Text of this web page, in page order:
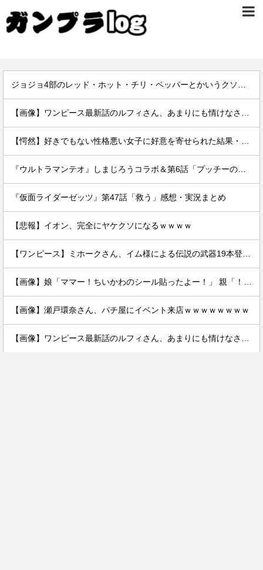
『仮面ライダーゼッツ』第47話「救う」感想・実況まとめ
【悲報】イオン、完全にヤケクソになるｗｗｗｗ
【画像】瀬戸環奈さん、パチ屋にイベント来店ｗｗｗｗｗｗｗｗ